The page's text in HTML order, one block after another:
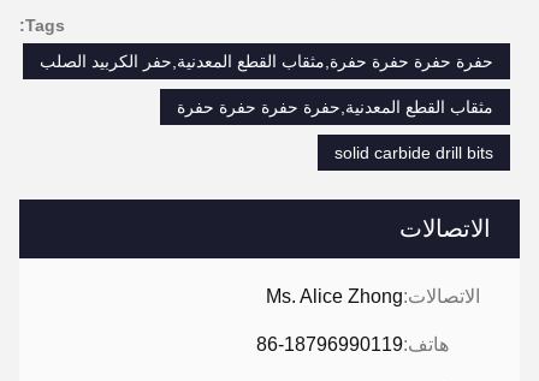
الاتصالات
الاتصالات:Ms. Alice Zhong
هاتف:86-18796990119
Tags:
حفرة حفرة حفرة حفرة,مثقاب القطع المعدنية,حفر الكربيد الصلب
مثقاب القطع المعدنية,حفرة حفرة حفرة حفرة
solid carbide drill bits